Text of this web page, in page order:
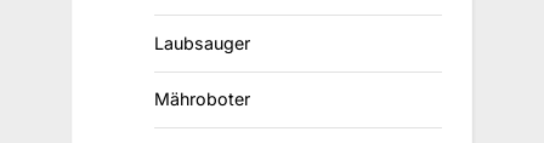
Laubsauger
Mähroboter